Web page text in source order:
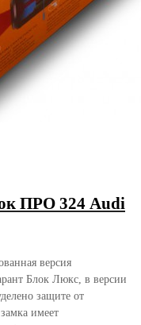
ПРО 324 Audi
версия
Блок Люкс, в версии
защите от
имеет